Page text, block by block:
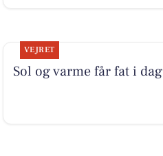
VEJRET
Sol og varme får fat i dag